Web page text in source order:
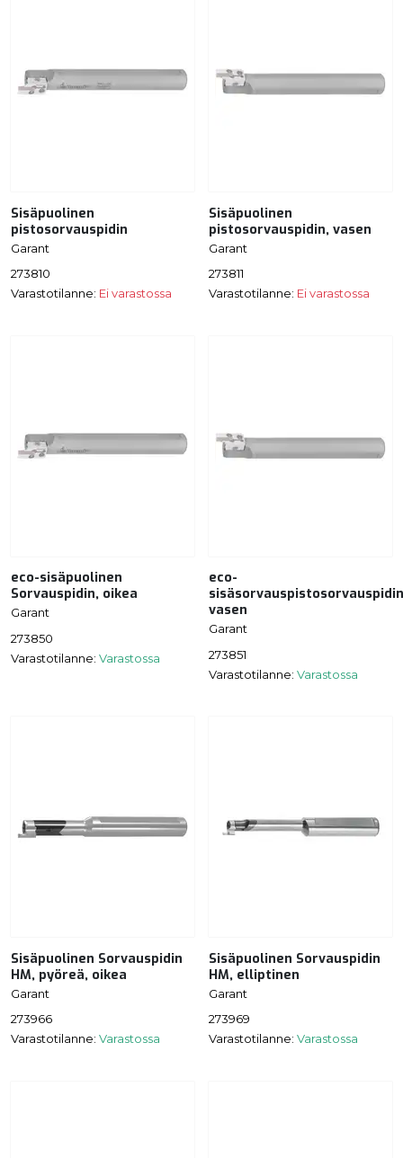
Sisäpuolinen
pistosorvauspidin
Garant
273810
Varastotilanne: Ei varastossa
Sisäpuolinen
pistosorvauspidin, vasen
Garant
273811
Varastotilanne: Ei varastossa
eco-sisäpuolinen
Sorvauspidin, oikea
Garant
273850
Varastotilanne: Varastossa
eco-
vasen
Garant
273851
Varastotilanne: Varastossa
Sisäpuolinen Sorvauspidin
HM, pyöreä, oikea
Garant
273966
Varastotilanne: Varastossa
Sisäpuolinen Sorvauspidin
HM, elliptinen
Garant
273969
Varastotilanne: Varastossa